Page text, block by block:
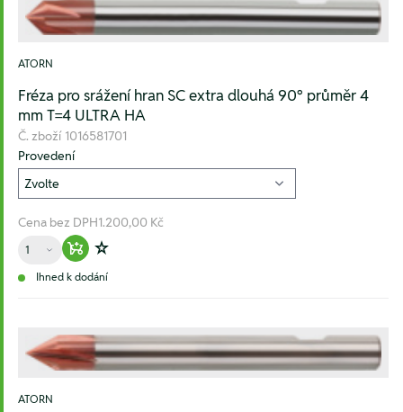
ATORN
Fréza pro srážení hran SC extra dlouhá 90° průměr 4
mm T=4 ULTRA HA
Č. zboží 1016581701
Provedení
Cena bez DPH1.200,00 Kč
Množství
Warenkorb hinzufügen
Zur Wunschliste hinzufügen
Ihned k dodání
ATORN